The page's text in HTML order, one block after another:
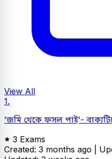
View All
1.
'জমি থেকে ফসল পাই'-
3 Exams
Created: 3 months ago |